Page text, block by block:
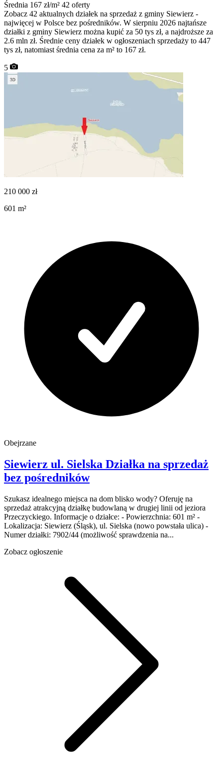
Średnia 167 zł/m² 42 oferty
Zobacz 42 aktualnych działek na sprzedaż z gminy Siewierz -
najwięcej w Polsce bez pośredników. W sierpniu 2026 najtańsze
działki z gminy Siewierz można kupić za 50 tys zł, a najdroższe za
2.6 mln zł. Średnie ceny działek w ogłoszeniach sprzedaży to 447
tys zł, natomiast średnia cena za m² to 167 zł.
5
210 000 zł
601 m²
Obejrzane
Siewierz ul. Sielska Działka na sprzedaż
bez pośredników
Szukasz idealnego miejsca na dom blisko wody? Oferuję na
sprzedaż atrakcyjną działkę budowlaną w drugiej linii od jeziora
Przeczyckiego. Informacje o działce: - Powierzchnia: 601 m² -
Lokalizacja: Siewierz (Śląsk), ul. Sielska (nowo powstała ulica) -
Numer działki: 7902/44 (możliwość sprawdzenia na...
Zobacz ogłoszenie